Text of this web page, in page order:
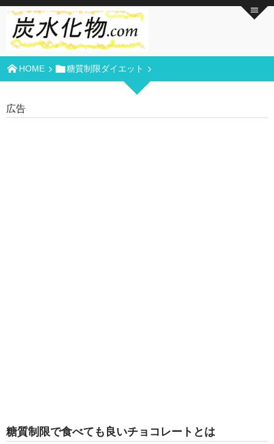
HOME 糖質制限ダイエット
広告
糖質制限で食べても良いチョコレートとは